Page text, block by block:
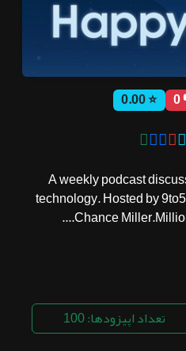
⭐ 0.00
A weekly podcast
technology. Hosted by
Chance
تعداد اپیزودها: 100